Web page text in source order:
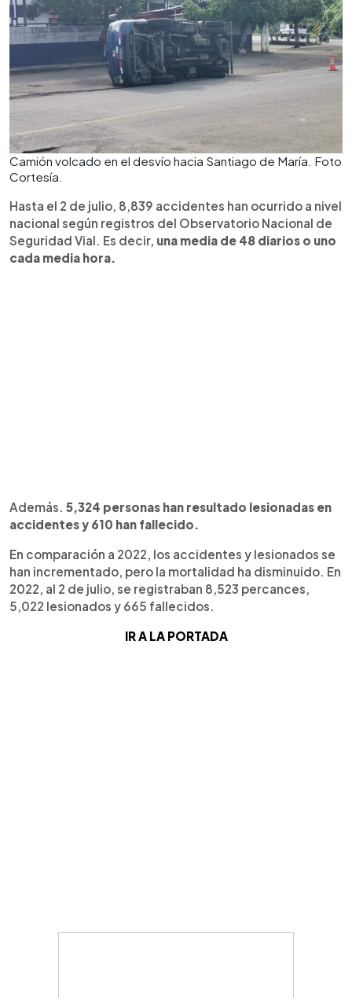
Camión volcado en el desvío hacia Santiago de María. Foto
Cortesía.
Hasta el 2 de julio, 8,839 accidentes han ocurrido a nivel
nacional según registros del Observatorio Nacional de
Seguridad Vial. Es decir, una media de 48 diarios o uno
cada media hora.
Además. 5,324 personas han resultado lesionadas en
accidentes y 610 han fallecido.
En comparación a 2022, los accidentes y lesionados se
han incrementado, pero la mortalidad ha disminuido. En
2022, al 2 de julio, se registraban 8,523 percances,
5,022 lesionados y 665 fallecidos.
IR A LA PORTADA